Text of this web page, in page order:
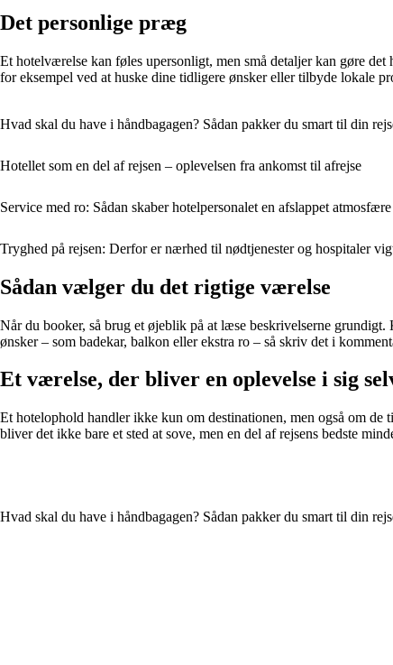
Det personlige præg
Et hotelværelse kan føles upersonligt, men små detaljer kan gøre
for eksempel ved at huske dine tidligere ønsker eller tilbyde lokale
Hvad skal du have i håndbagagen? Sådan pakker du smart til din
Hotellet som en del af rejsen – oplevelsen fra ankomst til afrejse
Service med ro: Sådan skaber hotelpersonalet en afslappet atmosfære
Tryghed på rejsen: Derfor er nærhed til nødtjenester og hospitaler
Sådan vælger du det rigtige værelse
Når du booker, så brug et øjeblik på at læse beskrivelserne
ønsker – som badekar, balkon eller ekstra ro – så skriv det i
Et værelse, der bliver en oplevelse i sig
Et hotelophold handler ikke kun om destinationen, men også om
bliver det ikke bare et sted at sove, men en del af rejsens bedste
Hvad skal du have i håndbagagen? Sådan pakker du smart til din